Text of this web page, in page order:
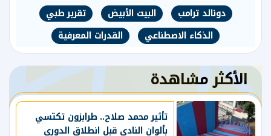
دونالد ترامب
البيت الأبيض
تقرير طبي
الذكاء الاصطناعي
القدرات المعرفية
الأكثر مشاهدة
تأثير محمد صلاح.. طرابزون تكتسي
بألوان النادي قبل انطلاق الدوري